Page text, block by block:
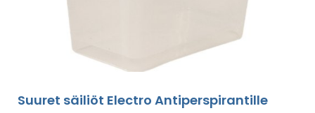
Suuret säiliöt Electro Antiperspirantille